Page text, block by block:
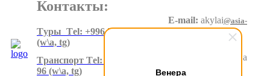
Венера
Контакты:
Tуры Тel: +996 550 60 20 90
(w\a, tg)
Tранспорт Тel: +996 500 80 99
96 (w\a, tg)
E-mail: akylai@asia-
expeditions.net
Суеркулова